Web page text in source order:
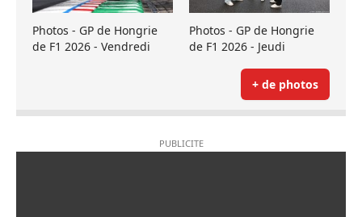
Photos - GP de Hongrie
de F1 2026 - Vendredi
Photos - GP de Hongrie
de F1 2026 - Jeudi
+ de photos